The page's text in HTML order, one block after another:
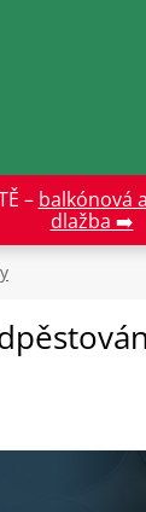
– balkónová
dlažba ➡️